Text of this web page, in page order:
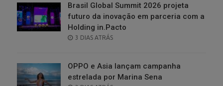
Brasil Global Summit 2026 projeta
futuro da inovação em parceria com a
Holding in.Pacto
POSTED
3 DIAS ATRÁS
OPPO e Asia lançam campanha
estrelada por Marina Sena